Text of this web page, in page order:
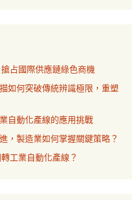
占國際供應鏈綠色商機
如何突破傳統辨識極限，重塑
自動化產線的應用挑戰
，製造業如何掌握關鍵策略？
工業自動化產線？